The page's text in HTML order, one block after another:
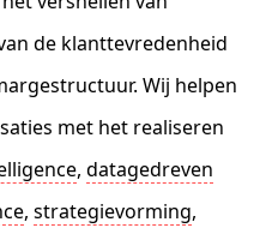
de klanttevredenheid
Wij helpen
met het realiseren
,datagedreven
,strategievorming,